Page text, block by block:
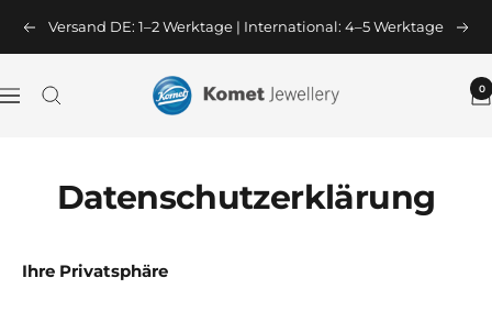
zumZurück
Versand DE: 1–2 Werktage | International: 4–5 Werktage
Navigation
Komet
Jewellery
0
Datenschutzerklärung
Ihre Privatsphäre